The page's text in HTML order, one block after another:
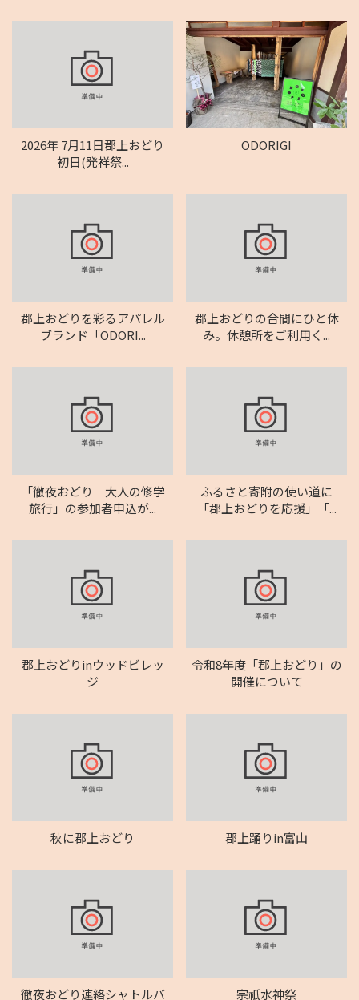
2026年 7月11日郡上おどり
初日(発祥祭...
ODORIGI
郡上おどりを彩るアパレル
ブランド「ODORI...
郡上おどりの合間にひと休
み。休憩所をご利用く...
「徹夜おどり｜大人の修学
旅行」の参加者申込が...
ふるさと寄附の使い道に
「郡上おどりを応援」「...
郡上おどりinウッドビレッ
ジ
令和8年度「郡上おどり」の
開催について
秋に郡上おどり 郡上踊りin富山
徹夜おどり連絡シャトルバ 宗祇水神祭